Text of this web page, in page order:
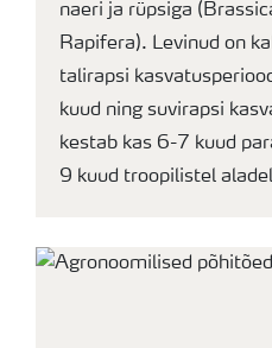
naeri ja rüpsiga
Rapifera). Levinud on
talirapsi
kuud ning suvirapsi
kestab kas 6-7 kuud
9 kuud troopilistel